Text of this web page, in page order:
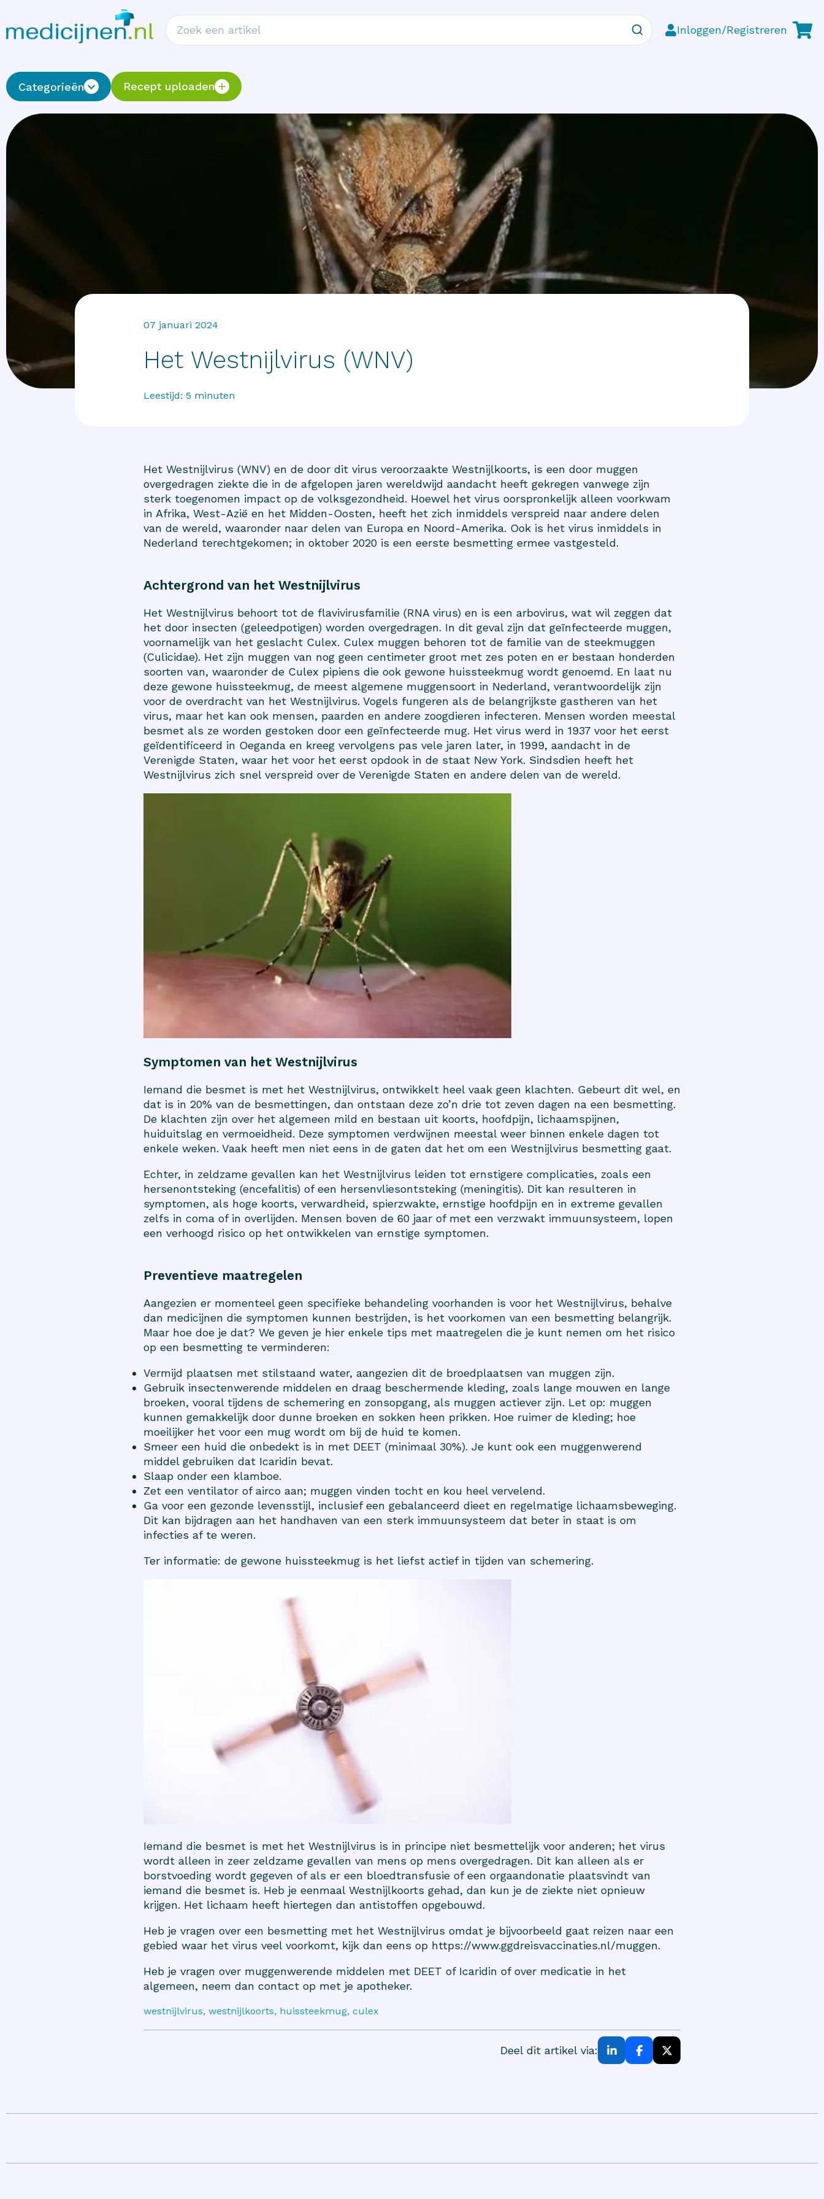
Inloggen/Registreren
Categorieën Recept uploaden
07 januari 2024
Het Westnijlvirus (WNV)
Leestijd: 5 minuten
Het Westnijlvirus (WNV) en de door dit virus veroorzaakte Westnijlkoorts, is een door muggen
overgedragen ziekte die in de afgelopen jaren wereldwijd aandacht heeft gekregen vanwege zijn
sterk toegenomen impact op de volksgezondheid. Hoewel het virus oorspronkelijk alleen voorkwam
in Afrika, West-Azië en het Midden-Oosten, heeft het zich inmiddels verspreid naar andere delen
van de wereld, waaronder naar delen van Europa en Noord-Amerika. Ook is het virus inmiddels in
Nederland terechtgekomen; in oktober 2020 is een eerste besmetting ermee vastgesteld.
Achtergrond van het Westnijlvirus
Het Westnijlvirus behoort tot de flavivirusfamilie (RNA virus) en is een arbovirus, wat wil zeggen dat
het door insecten (geleedpotigen) worden overgedragen. In dit geval zijn dat geïnfecteerde muggen,
voornamelijk van het geslacht Culex. Culex muggen behoren tot de familie van de steekmuggen
(Culicidae). Het zijn muggen van nog geen centimeter groot met zes poten en er bestaan honderden
soorten van, waaronder de Culex pipiens die ook gewone huissteekmug wordt genoemd. En laat nu
deze gewone huissteekmug, de meest algemene muggensoort in Nederland, verantwoordelijk zijn
voor de overdracht van het Westnijlvirus. Vogels fungeren als de belangrijkste gastheren van het
virus, maar het kan ook mensen, paarden en andere zoogdieren infecteren. Mensen worden meestal
besmet als ze worden gestoken door een geïnfecteerde mug. Het virus werd in 1937 voor het eerst
geïdentificeerd in Oeganda en kreeg vervolgens pas vele jaren later, in 1999, aandacht in de
Verenigde Staten, waar het voor het eerst opdook in de staat New York. Sindsdien heeft het
Westnijlvirus zich snel verspreid over de Verenigde Staten en andere delen van de wereld.
Symptomen van het Westnijlvirus
Iemand die besmet is met het Westnijlvirus, ontwikkelt heel vaak geen klachten. Gebeurt dit wel, en
dat is in 20% van de besmettingen, dan ontstaan deze zo’n drie tot zeven dagen na een besmetting.
De klachten zijn over het algemeen mild en bestaan uit koorts, hoofdpijn, lichaamspijnen,
huiduitslag en vermoeidheid. Deze symptomen verdwijnen meestal weer binnen enkele dagen tot
enkele weken. Vaak heeft men niet eens in de gaten dat het om een Westnijlvirus besmetting gaat.
Echter, in zeldzame gevallen kan het Westnijlvirus leiden tot ernstigere complicaties, zoals een
hersenontsteking (encefalitis) of een hersenvliesontsteking (meningitis). Dit kan resulteren in
symptomen, als hoge koorts, verwardheid, spierzwakte, ernstige hoofdpijn en in extreme gevallen
zelfs in coma of in overlijden. Mensen boven de 60 jaar of met een verzwakt immuunsysteem, lopen
een verhoogd risico op het ontwikkelen van ernstige symptomen.
Preventieve maatregelen
Aangezien er momenteel geen specifieke behandeling voorhanden is voor het Westnijlvirus, behalve
dan medicijnen die symptomen kunnen bestrijden, is het voorkomen van een besmetting belangrijk.
Maar hoe doe je dat? We geven je hier enkele tips met maatregelen die je kunt nemen om het risico
op een besmetting te verminderen:
Vermijd plaatsen met stilstaand water, aangezien dit de broedplaatsen van muggen zijn.
Gebruik insectenwerende middelen en draag beschermende kleding, zoals lange mouwen en lange
broeken, vooral tijdens de schemering en zonsopgang, als muggen actiever zijn. Let op: muggen
kunnen gemakkelijk door dunne broeken en sokken heen prikken. Hoe ruimer de kleding; hoe
moeilijker het voor een mug wordt om bij de huid te komen.
Smeer een huid die onbedekt is in met DEET (minimaal 30%). Je kunt ook een muggenwerend
middel gebruiken dat Icaridin bevat.
Slaap onder een klamboe.
Zet een ventilator of airco aan; muggen vinden tocht en kou heel vervelend.
Ga voor een gezonde levensstijl, inclusief een gebalanceerd dieet en regelmatige lichaamsbeweging.
Dit kan bijdragen aan het handhaven van een sterk immuunsysteem dat beter in staat is om
infecties af te weren.
Ter informatie: de gewone huissteekmug is het liefst actief in tijden van schemering.
Iemand die besmet is met het Westnijlvirus is in principe niet besmettelijk voor anderen; het virus
wordt alleen in zeer zeldzame gevallen van mens op mens overgedragen. Dit kan alleen als er
borstvoeding wordt gegeven of als er een bloedtransfusie of een orgaandonatie plaatsvindt van
iemand die besmet is. Heb je eenmaal Westnijlkoorts gehad, dan kun je de ziekte niet opnieuw
krijgen. Het lichaam heeft hiertegen dan antistoffen opgebouwd.
Heb je vragen over een besmetting met het Westnijlvirus omdat je bijvoorbeeld gaat reizen naar een
gebied waar het virus veel voorkomt, kijk dan eens op https://www.ggdreisvaccinaties.nl/muggen.
Heb je vragen over muggenwerende middelen met DEET of Icaridin of over medicatie in het
algemeen, neem dan contact op met je apotheker.
westnijlvirus, westnijlkoorts, huissteekmug, culex
Deel dit artikel via: